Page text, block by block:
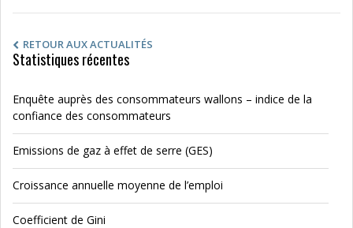
RETOUR AUX ACTUALITÉS
Statistiques récentes
Enquête auprès des consommateurs wallons – indice de la
confiance des consommateurs
Emissions de gaz à effet de serre (GES)
Croissance annuelle moyenne de l’emploi
Coefficient de Gini